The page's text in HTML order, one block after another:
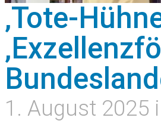
‚Tote-
1. August 2025